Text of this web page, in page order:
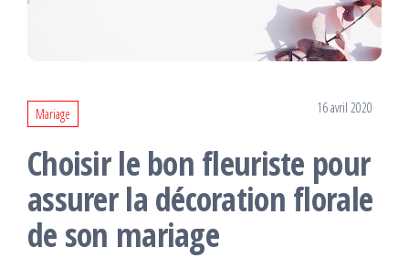
Mariage 16 avril 2020
Choisir le bon fleuriste pour
assurer la décoration florale
de son mariage